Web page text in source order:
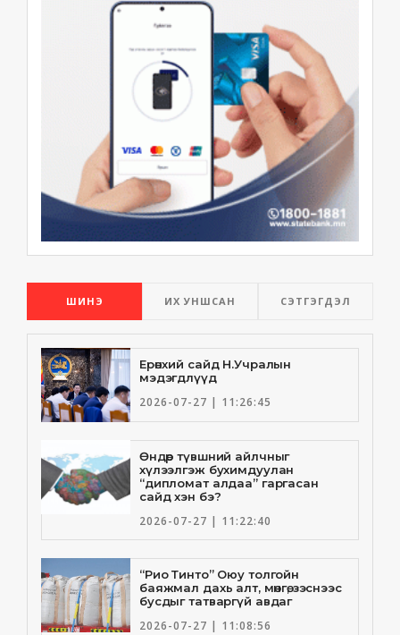
ШИНЭ ИХ УНШСАН СЭТГЭГДЭЛ
Ерөнхий сайд Н.Учралын
мэдэгдлүүд
2026-07-27 | 11:26:45
Өндөр түвшний айлчныг
хүлээлгэж бухимдуулан
“дипломат алдаа” гаргасан
сайд хэн бэ?
2026-07-27 | 11:22:40
“Рио Тинто” Оюу толгойн
баяжмал дахь алт, мөнгө, зэснээс
бусдыг татваргүй авдаг
2026-07-27 | 11:08:56